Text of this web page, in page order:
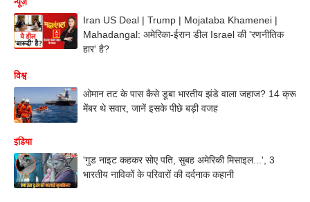
Iran US Deal | Trump | Mojataba Khamenei |
Mahadangal: अमेरिका-ईरान डील Israel की 'रणनीतिक
हार' है?
विश्व
ओमान तट के पास कैसे डूबा भारतीय झंडे वाला जहाज? 14 क्रू
मेंबर थे सवार, जानें इसके पीछे बड़ी वजह
इंडिया
'गुड नाइट कहकर सोए पति, सुबह अमेरिकी मिसाइल...', 3
भारतीय नाविकों के परिवारों की दर्दनाक कहानी